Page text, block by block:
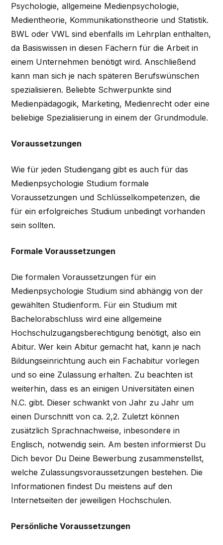
Psychologie, allgemeine Medienpsychologie,
Medientheorie, Kommunikationstheorie und Statistik.
BWL oder VWL sind ebenfalls im Lehrplan enthalten,
da Basiswissen in diesen Fächern für die Arbeit in
einem Unternehmen benötigt wird. Anschließend
kann man sich je nach späteren Berufswünschen
spezialisieren. Beliebte Schwerpunkte sind
Medienpädagogik, Marketing, Medienrecht oder eine
beliebige Spezialisierung in einem der Grundmodule.
Voraussetzungen
Wie für jeden Studiengang gibt es auch für das
Medienpsychologie Studium formale
Voraussetzungen und Schlüsselkompetenzen, die
für ein erfolgreiches Studium unbedingt vorhanden
sein sollten.
Formale Voraussetzungen
Die formalen Voraussetzungen für ein
Medienpsychologie Studium sind abhängig von der
gewählten Studienform. Für ein Studium mit
Bachelorabschluss wird eine allgemeine
Hochschulzugangsberechtigung benötigt, also ein
Abitur. Wer kein Abitur gemacht hat, kann je nach
Bildungseinrichtung auch ein Fachabitur vorlegen
und so eine Zulassung erhalten. Zu beachten ist
weiterhin, dass es an einigen Universitäten einen
N.C. gibt. Dieser schwankt von Jahr zu Jahr um
einen Durschnitt von ca. 2,2. Zuletzt können
zusätzlich Sprachnachweise, inbesondere in
Englisch, notwendig sein. Am besten informierst Du
Dich bevor Du Deine Bewerbung zusammenstellst,
welche Zulassungsvoraussetzungen bestehen. Die
Informationen findest Du meistens auf den
Internetseiten der jeweiligen Hochschulen.
Persönliche Voraussetzungen